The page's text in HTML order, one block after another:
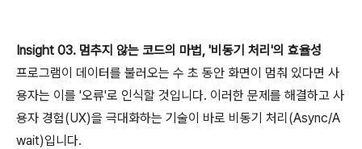
Insight 03. 멈추지 않는 코드의 마법, '비동기 처리'의 효율성
프로그램이 데이터를 불러오는 수 초 동안 화면이 멈춰 있다면 사
용자는 이를 '오류'로 인식할 것입니다. 이러한 문제를 해결하고 사
용자 경험(UX)을 극대화하는 기술이 바로 비동기 처리(Async/A
wait)입니다.